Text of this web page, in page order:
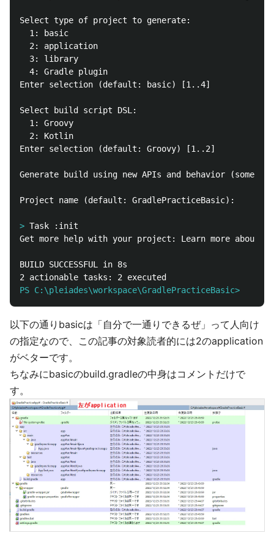
Select type of project to generate:
  1: basic
  2: application
  3: library
  4: Gradle plugin
Enter selection (default: basic) [1..4]
Select build script DSL:
  1: Groovy
  2: Kotlin
Enter selection (default: Groovy) [1..2]
Generate build using new APIs and behavior
Project name (default: GradlePracticeBasic):
>
Get more help with your project: Learn more about
BUILD SUCCESSFUL in 8s
PS C:\pleiades\workspace\GradlePracticeBasic>
以下の通りbasicは「自分で一通りできるぜ」って人向け
の指定なので、この記事の対象読者的には2のapplication
がベターです。
ちなみにbasicのbuild.gradleの中身はコメントだけで
す。